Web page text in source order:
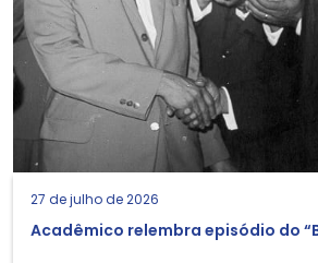
27 de julho de 2026
Acadêmico relembra episódio do